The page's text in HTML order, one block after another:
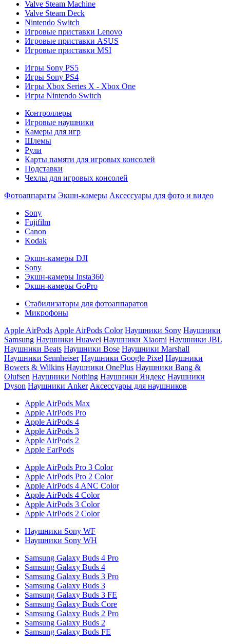
Valve Steam Machine
Valve Steam Deck
Nintendo Switch
Игровые приставки Lenovo
Игровые приставки ASUS
Игровые приставки MSI
Игры Sony PS5
Игры Sony PS4
Игры Xbox Series X - Xbox One
Игры Nintendo Switch
Контроллеры
Игровые наушники
Камеры для игр
Шлемы
Рули
Карты памяти для игровых консолей
Подставки
Чехлы для игровых консолей
Фотоаппараты Экшн-камеры Аксессуары для фото и видео
Sony
Fujifilm
Canon
Kodak
Экшн-камеры DJI
Sony
Экшн-камеры Insta360
Экшн-камеры GoPro
Стабилизаторы для фотоаппаратов
Микрофоны
Apple AirPods Apple AirPods Color Наушники Sony Наушники
Samsung Наушники Huawei Наушники Xiaomi Наушники JBL
Наушники Beats Наушники Bose Наушники Marshall
Наушники Sennheiser Наушники Google Pixel Наушники
Bowers & Wilkins Наушники OnePlus Наушники Bang &
Olufsen Наушники Nothing Наушники Яндекс Наушники
Dyson Наушники Anker Аксессуары для наушников
Apple AirPods Max
Apple AirPods Pro
Apple AirPods 4
Apple AirPods 3
Apple AirPods 2
Apple EarPods
Apple AirPods Pro 3 Color
Apple AirPods Pro 2 Color
Apple AirPods 4 ANC Color
Apple AirPods 4 Color
Apple AirPods 3 Color
Apple AirPods 2 Color
Наушники Sony WF
Наушники Sony WH
Samsung Galaxy Buds 4 Pro
Samsung Galaxy Buds 4
Samsung Galaxy Buds 3 Pro
Samsung Galaxy Buds 3
Samsung Galaxy Buds 3 FE
Samsung Galaxy Buds Core
Samsung Galaxy Buds 2 Pro
Samsung Galaxy Buds 2
Samsung Galaxy Buds FE